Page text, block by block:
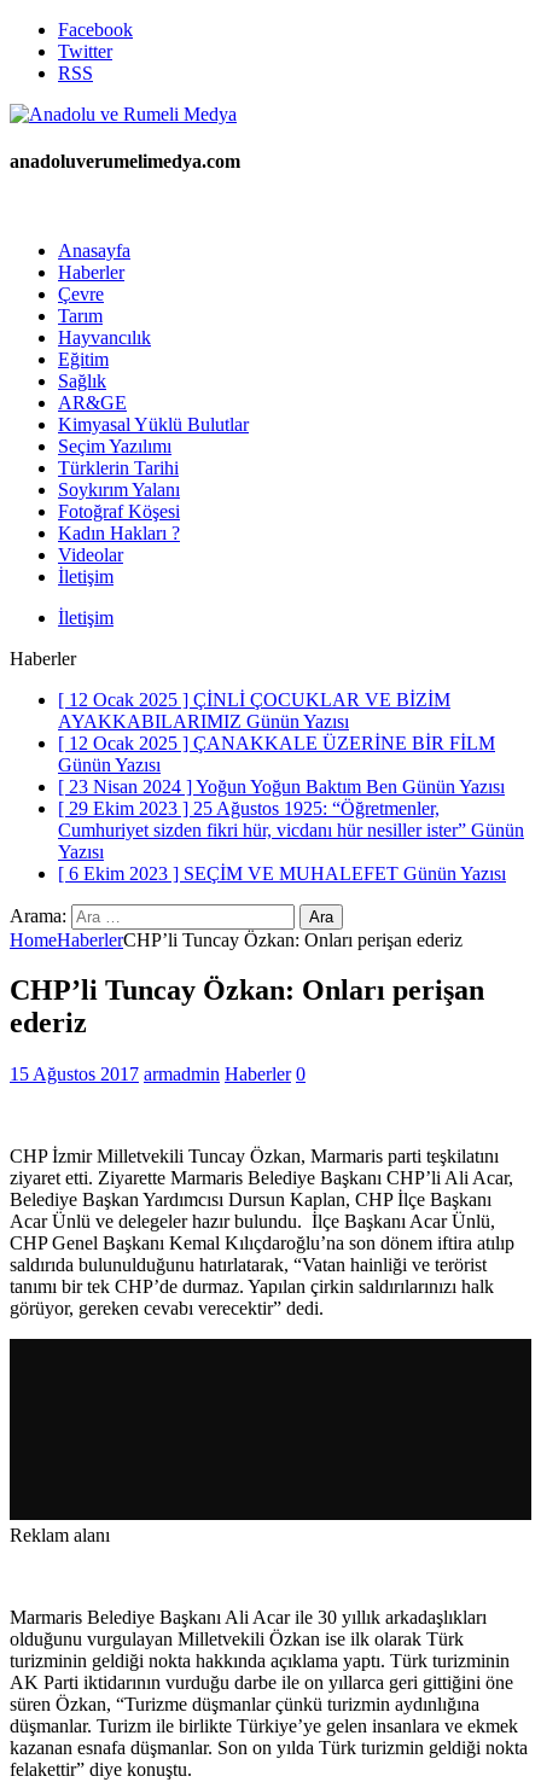
Facebook
Twitter
RSS
anadoluverumelimedya.com
Anasayfa
Haberler
Çevre
Tarım
Hayvancılık
Eğitim
Sağlık
AR&GE
Kimyasal Yüklü Bulutlar
Seçim Yazılımı
Türklerin Tarihi
Soykırım Yalanı
Fotoğraf Köşesi
Kadın Hakları ?
Videolar
İletişim
İletişim
Haberler
[ 12 Ocak 2025 ] ÇİNLİ ÇOCUKLAR VE BİZİM
AYAKKABILARIMIZ Günün Yazısı
[ 12 Ocak 2025 ] ÇANAKKALE ÜZERİNE BİR FİLM
Günün Yazısı
[ 23 Nisan 2024 ]Yoğun Yoğun Baktım Ben Günün Yazısı
[ 29 Ekim 2023 ] 25 Ağustos 1925: “Öğretmenler,
Cumhuriyet sizden fikri hür, vicdanı hür nesiller ister” Günün
Yazısı
[ 6 Ekim 2023 ] SEÇİM VE MUHALEFET Günün Yazısı
Arama:
HomeHaberlerCHP’li Tuncay Özkan: Onları perişan ederiz
CHP’li Tuncay Özkan: Onları perişan
ederiz
15 Ağustos 2017 armadmin Haberler 0
CHP İzmir Milletvekili Tuncay Özkan, Marmaris parti teşkilatını
ziyaret etti. Ziyarette Marmaris Belediye Başkanı CHP’li Ali Acar,
Belediye Başkan Yardımcısı Dursun Kaplan, CHP İlçe Başkanı
Acar Ünlü ve delegeler hazır bulundu. İlçe Başkanı Acar Ünlü,
CHP Genel Başkanı Kemal Kılıçdaroğlu’na son dönem iftira atılıp
saldırıda bulunulduğunu hatırlatarak, “Vatan hainliği ve terörist
tanımı bir tek CHP’de durmaz. Yapılan çirkin saldırılarınızı halk
görüyor, gereken cevabı verecektir” dedi.
Reklam alanı
Marmaris Belediye Başkanı Ali Acar ile 30 yıllık arkadaşlıkları
olduğunu vurgulayan Milletvekili Özkan ise ilk olarak Türk
turizminin geldiği nokta hakkında açıklama yaptı. Türk turizminin
AK Parti iktidarının vurduğu darbe ile on yıllarca geri gittiğini öne
süren Özkan, “Turizme düşmanlar çünkü turizmin aydınlığına
düşmanlar. Turizm ile birlikte Türkiye’ye gelen insanlara ve ekmek
kazanan esnafa düşmanlar. Son on yılda Türk turizmin geldiği nokta
felakettir” diye konuştu.